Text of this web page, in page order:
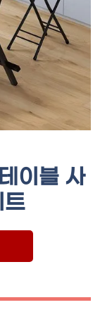
이블 사